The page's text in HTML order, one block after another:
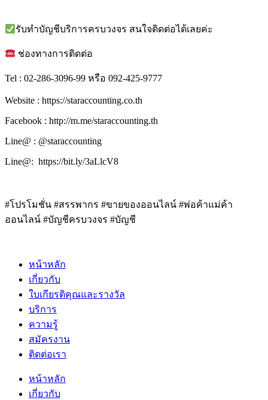
รับทำบัญชีบริการครบวงจร สนใจติดต่อได้เลยค่ะ
ช่องทางการติดต่อ
Tel : 02-286-3096-99 หรือ 092-425-9777
Website : https://staraccounting.co.th
Facebook : http://m.me/staraccounting.th
Line@ : @staraccounting
Line@: https://bit.ly/3aLlcV8
#โปรโมชั่น #สรรพากร #ขายของออนไลน์ #พ่อค้าแม่ค้า
ออนไลน์ #บัญชีครบวงจร #บัญชี
หน้าหลัก
เกี่ยวกับ
ใบเกียรติคุณและรางวัล
บริการ
ความรู้
สมัครงาน
ติดต่อเรา
หน้าหลัก
เกี่ยวกับ